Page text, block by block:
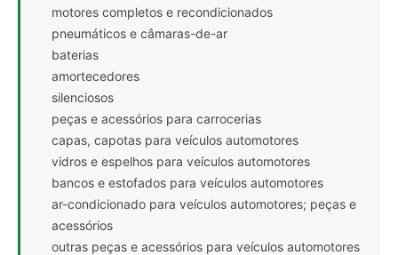
motores completos e recondicionados
pneumáticos e câmaras-de-ar
baterias
amortecedores
silenciosos
peças e acessórios para carrocerias
capas, capotas para veículos automotores
vidros e espelhos para veículos automotores
bancos e estofados para veículos automotores
ar-condicionado para veículos automotores; peças e
acessórios
outras peças e acessórios para veículos automotores